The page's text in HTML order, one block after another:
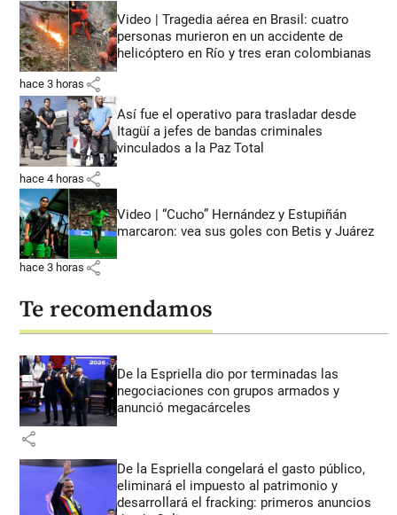
Video | Tragedia aérea en Brasil: cuatro
personas murieron en un accidente de
helicóptero en Río y tres eran colombianas
hace 3 horas share
Así fue el operativo para trasladar desde
Itagüí a jefes de bandas criminales
vinculados a la Paz Total
hace 4 horas share
Video | “Cucho” Hernández y Estupiñán
marcaron: vea sus goles con Betis y Juárez
hace 3 horas share
Te recomendamos
De la Espriella dio por terminadas las
negociaciones con grupos armados y
anunció megacárceles
share
De la Espriella congelará el gasto público,
eliminará el impuesto al patrimonio y
desarrollará el fracking: primeros anuncios